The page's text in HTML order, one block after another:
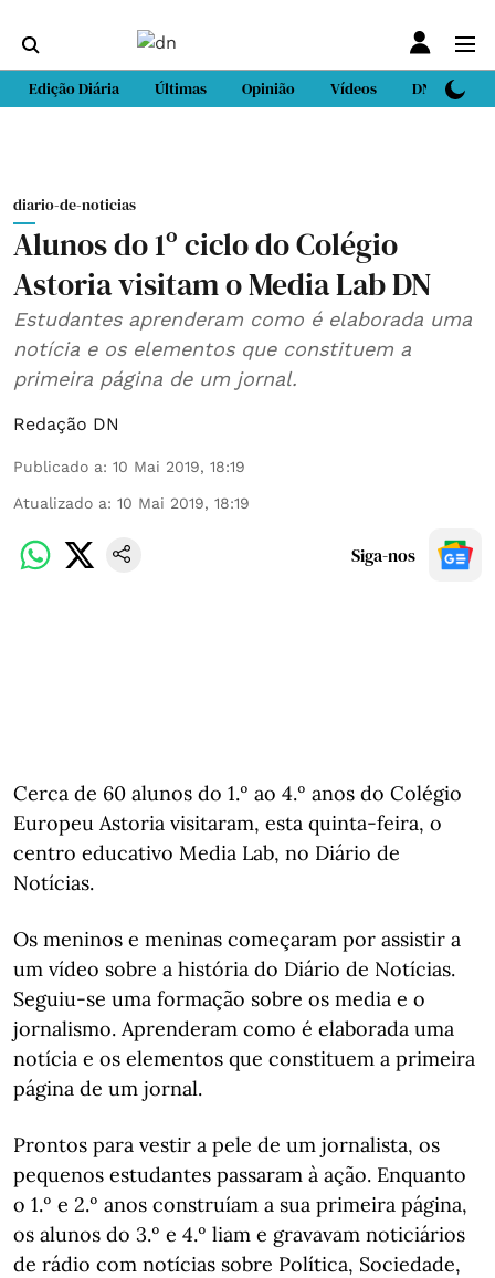
Edição Diária Últimas Opinião Vídeos DN Sport
diario-de-noticias
Alunos do 1º ciclo do Colégio
Astoria visitam o Media Lab DN
Estudantes aprenderam como é elaborada uma
notícia e os elementos que constituem a
primeira página de um jornal.
Redação DN
Publicado a: 10 Mai 2019, 18:19
Atualizado a: 10 Mai 2019, 18:19
Siga-nos
Cerca de 60 alunos do 1.º ao 4.º anos do Colégio
Europeu Astoria visitaram, esta quinta-feira, o
centro educativo Media Lab, no Diário de
Notícias.
Os meninos e meninas começaram por assistir a
um vídeo sobre a história do Diário de Notícias.
Seguiu-se uma formação sobre os media e o
jornalismo. Aprenderam como é elaborada uma
notícia e os elementos que constituem a primeira
página de um jornal.
Prontos para vestir a pele de um jornalista, os
pequenos estudantes passaram à ação. Enquanto
o 1.º e 2.º anos construíam a sua primeira página,
os alunos do 3.º e 4.º liam e gravavam noticiários
de rádio com notícias sobre Política, Sociedade,